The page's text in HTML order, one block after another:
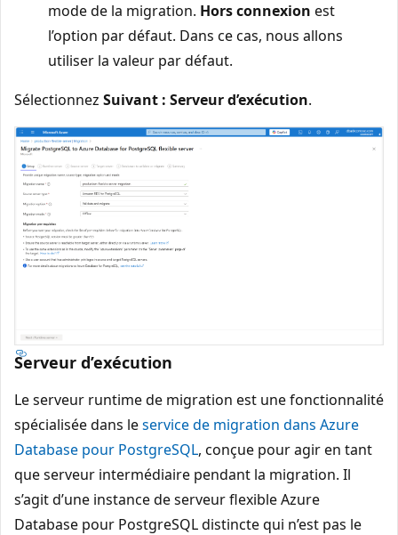
mode de la migration. Hors connexion est
l’option par défaut. Dans ce cas, nous allons
utiliser la valeur par défaut.
Sélectionnez Suivant : Serveur d’exécution.
Serveur d’exécution
Le serveur runtime de migration est une fonctionnalité
spécialisée dans leservice de migration dans Azure
Database pour PostgreSQL, conçue pour agir en tant
que serveur intermédiaire pendant la migration. Il
s’agit d’une instance de serveur flexible Azure
Database pour PostgreSQL distincte qui n’est pas le